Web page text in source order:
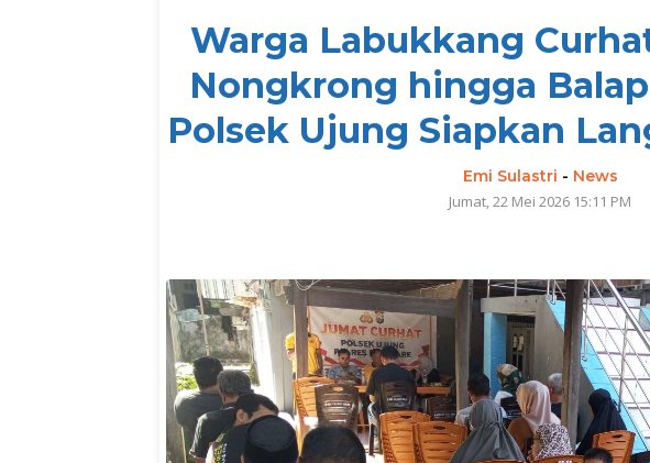
Warga Labukkang
Nongkrong hingga
Polsek Ujung Siapkan
Emi Sulastri - News
Jumat, 22 Mei 2026 15:11 PM